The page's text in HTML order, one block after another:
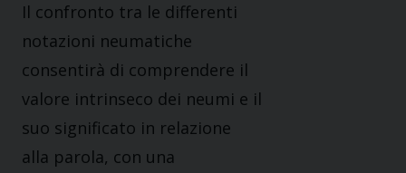
Il confronto tra le differenti
notazioni neumatiche
consentirà di comprendere il
valore intrinseco dei neumi e il
suo significato in relazione
alla parola, con una